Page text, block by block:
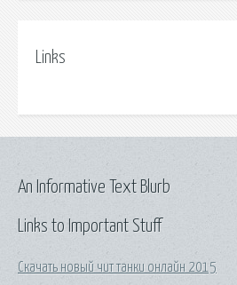
Links
Links to Important Stuff
Скачать новый чит танки онлайн 2015
An Informative Text Blurb